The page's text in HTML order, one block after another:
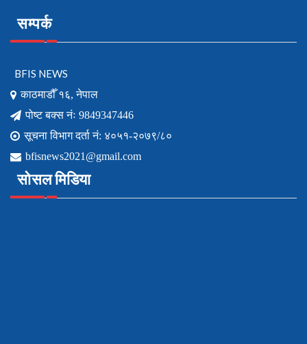
सम्पर्क
BFIS NEWS
काठमाडौँ १६, नेपाल
पोष्ट बक्स नंः 9849347446
सूचना विभाग दर्ता नं: ४०५१-२०७९/८०
bfisnews2021@gmail.com
सोसल मिडिया